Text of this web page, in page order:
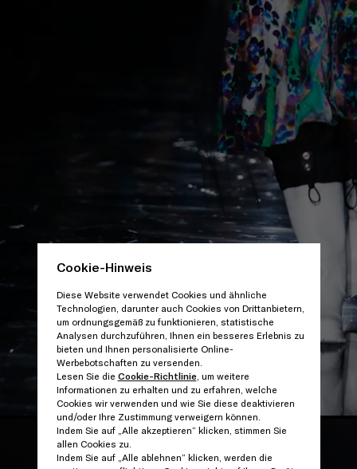
Cookie-Hinweis
Diese Website verwendet Cookies und ähnliche
Technologien, darunter auch Cookies von Drittanbietern,
um ordnungsgemäß zu funktionieren, statistische
Analysen durchzuführen, Ihnen ein besseres Erlebnis zu
bieten und Ihnen personalisierte Online-
Werbebotschaften zu versenden.
Lesen Sie die Cookie-Richtlinie, um weitere
Informationen zu erhalten und zu erfahren, welche
Cookies wir verwenden und wie Sie diese deaktivieren
und/oder Ihre Zustimmung verweigern können.
Indem Sie auf „Alle akzeptieren“ klicken, stimmen Sie
allen Cookies zu.
Indem Sie auf „Alle ablehnen“ klicken, werden die